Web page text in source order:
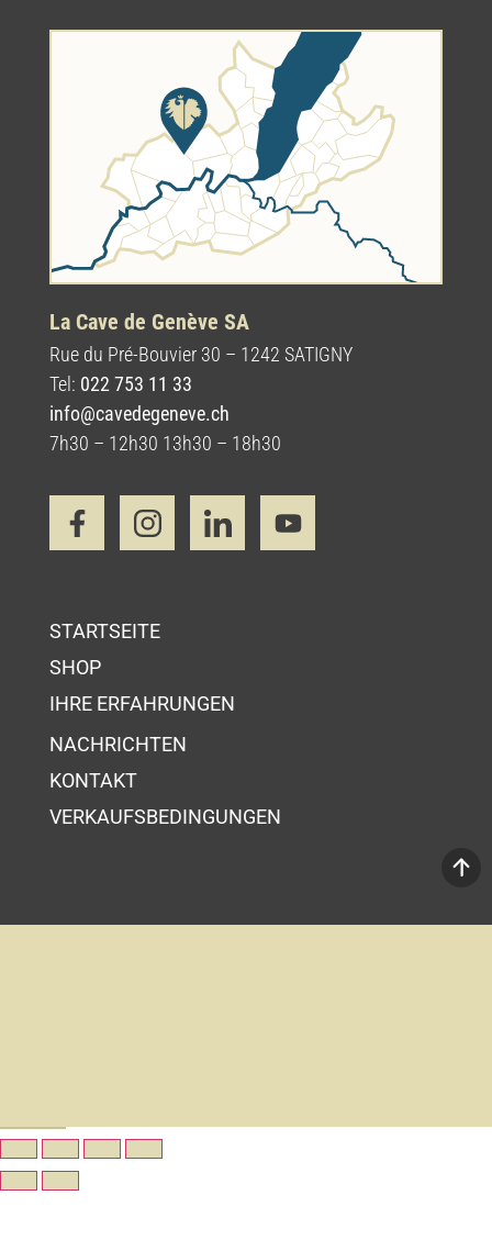
La Cave de Genève SA
Rue du Pré-Bouvier 30 – 1242 SATIGNY
Tel: 022 753 11 33
info@cavedegeneve.ch
7h30 – 12h30 13h30 – 18h30
STARTSEITE
SHOP
IHRE ERFAHRUNGEN
NACHRICHTEN
KONTAKT
VERKAUFSBEDINGUNGEN